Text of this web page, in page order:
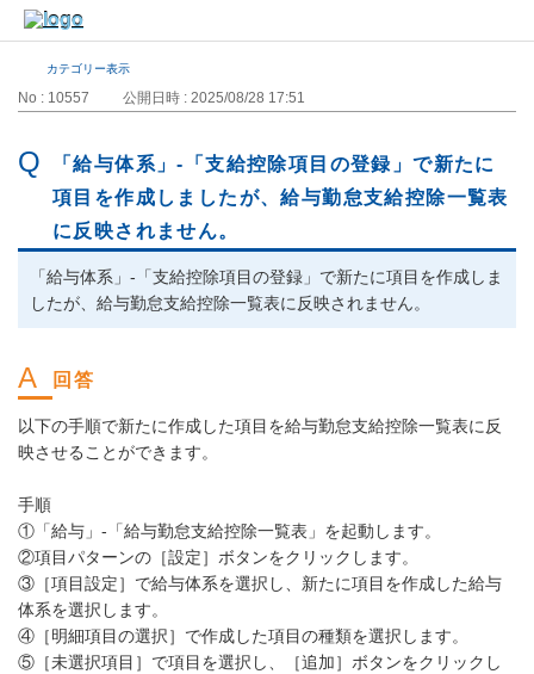
カテゴリー表示
No : 10557 公開日時 : 2025/08/28 17:51
「給与体系」‐「支給控除項目の登録」で新たに
項目を作成しましたが、給与勤怠支給控除一覧表
に反映されません。
「給与体系」‐「支給控除項目の登録」で新たに項目を作成しま
したが、給与勤怠支給控除一覧表に反映されません。
以下の手順で新たに作成した項目を給与勤怠支給控除一覧表に反
映させることができます。
手順
①「給与」‐「給与勤怠支給控除一覧表」を起動します。
②項目パターンの［設定］ボタンをクリックします。
③［項目設定］で給与体系を選択し、新たに項目を作成した給与
体系を選択します。
④［明細項目の選択］で作成した項目の種類を選択します。
⑤［未選択項目］で項目を選択し、［追加］ボタンをクリックし